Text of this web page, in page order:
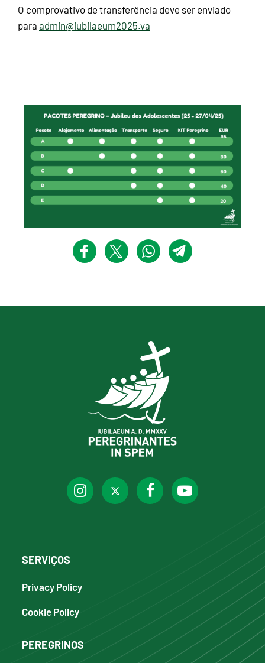
O comprovativo de transferência deve ser enviado
paraadmin@iubilaeum2025.va
SERVIÇOS
Privacy Policy
Cookie Policy
PEREGRINOS